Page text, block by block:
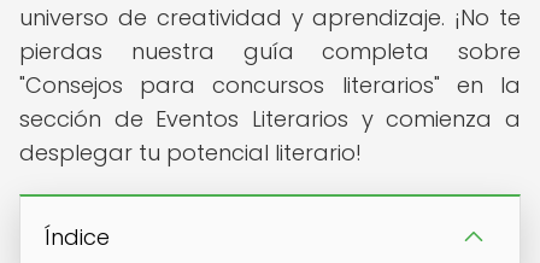
universo de creatividad y aprendizaje. ¡No te
pierdas nuestra guía completa sobre
"Consejos para concursos literarios" en la
sección de Eventos Literarios y comienza a
desplegar tu potencial literario!
Índice